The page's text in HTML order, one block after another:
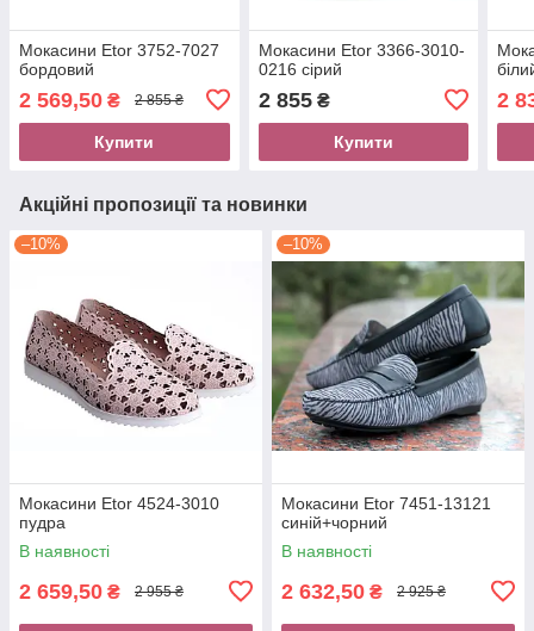
Мокасини Etor 3752-7027
бордовий
2 569,50 ₴ 2 855 ₴
Купити
Мокасини Etor 3366-3010-
0216 сірий
2 855₴
Купити
2
Акційні пропозиції та новинки
–10%
Мокасини Etor 4524-3010
пудра
В наявності
2 659,50 ₴ 2 955 ₴
–10%
Мокасини Etor 7451-13121
синій+чорний
В наявності
2 632,50 ₴ 2 925 ₴